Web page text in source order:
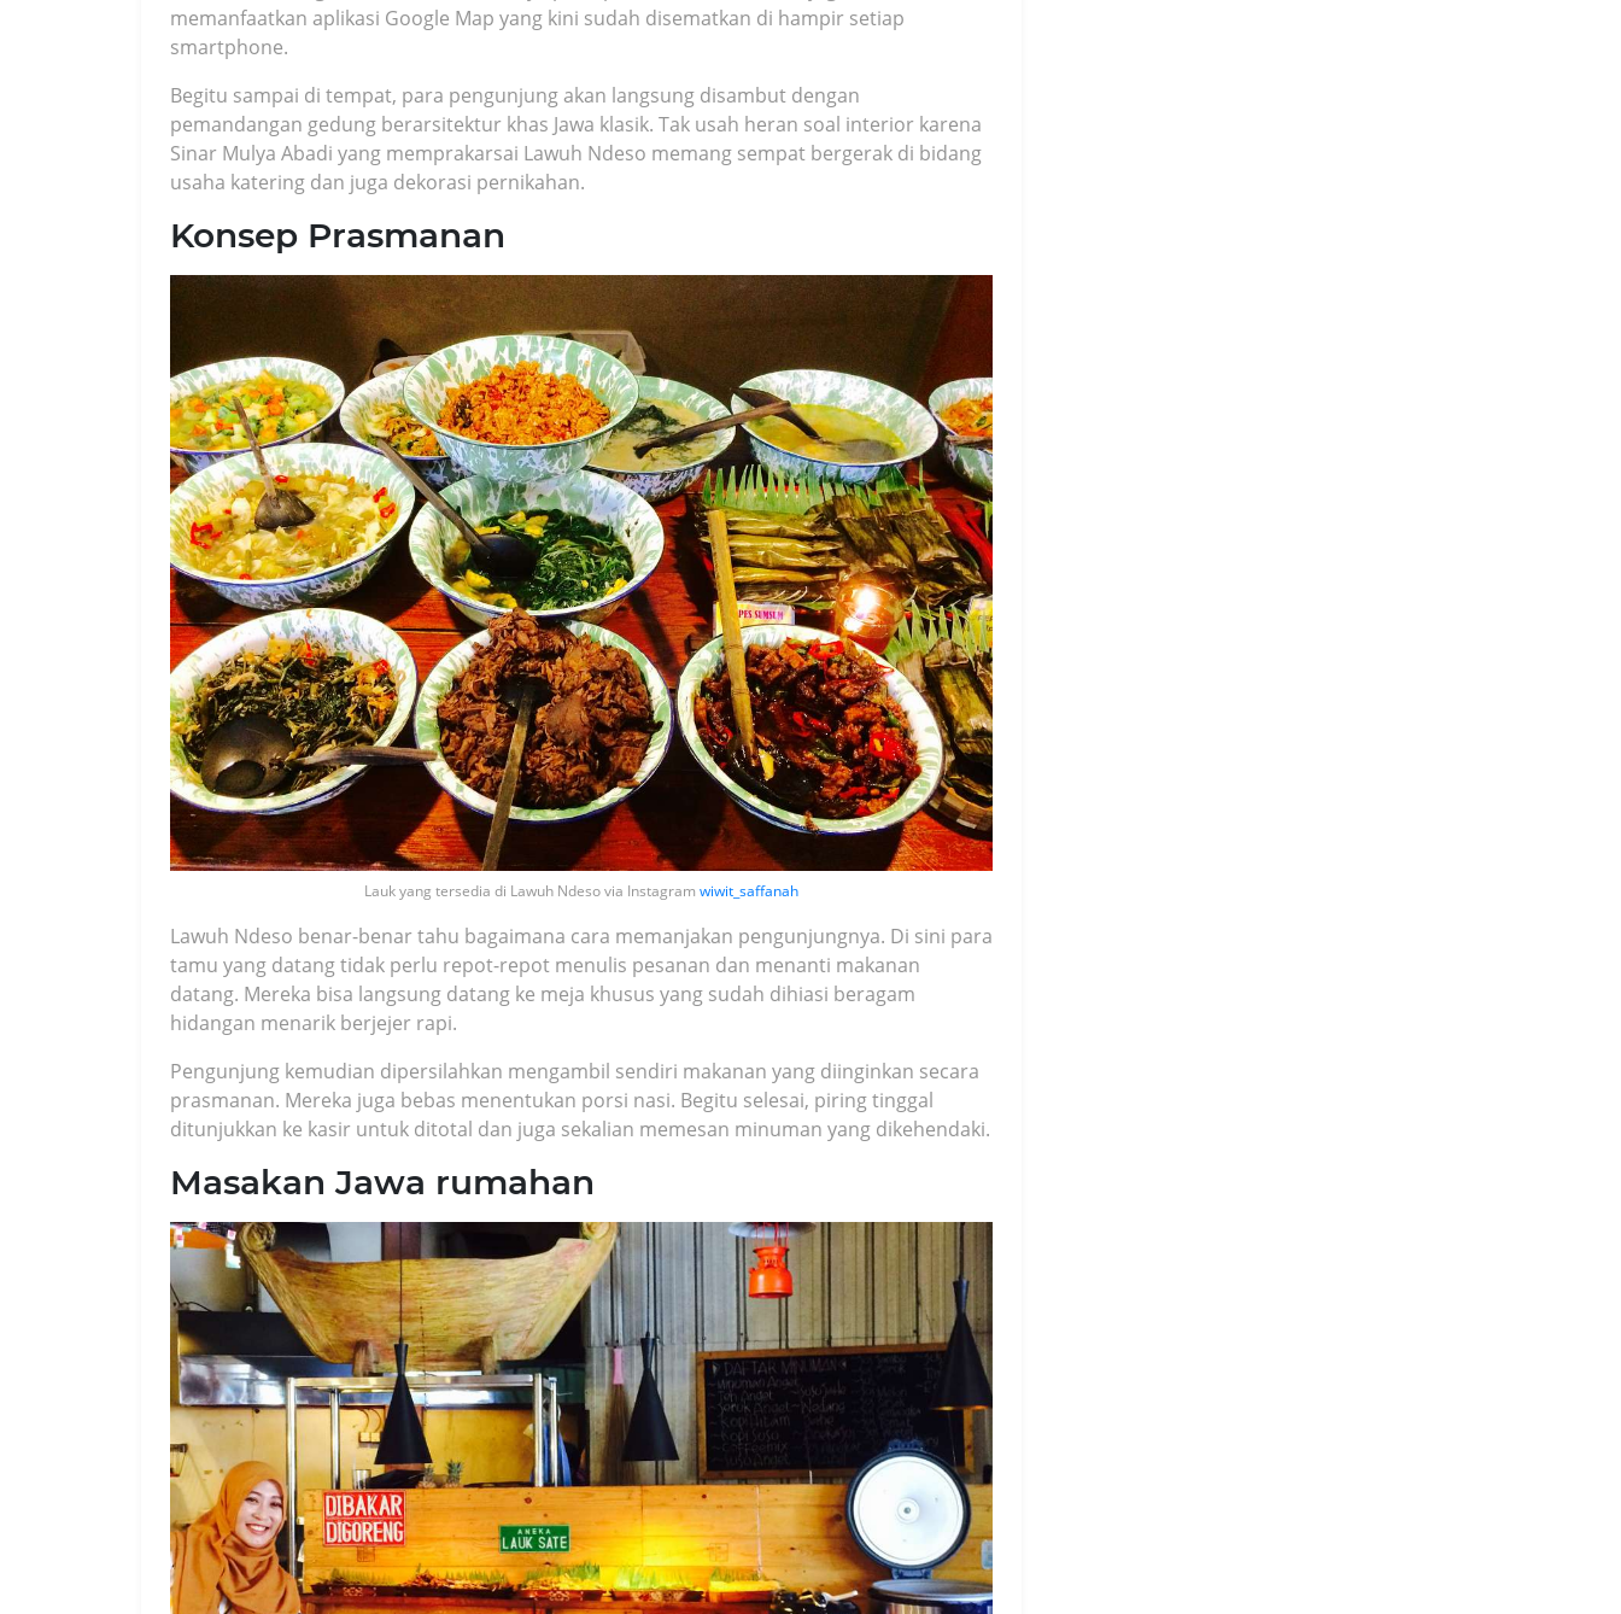
memanfaatkan aplikasi Google Map yang kini sudah disematkan di hampir setiap
smartphone.
Begitu sampai di tempat, para pengunjung akan langsung disambut dengan
pemandangan gedung berarsitektur khas Jawa klasik. Tak usah heran soal interior karena
Sinar Mulya Abadi yang memprakarsai Lawuh Ndeso memang sempat bergerak di bidang
usaha katering dan juga dekorasi pernikahan.
Konsep Prasmanan
Lauk yang tersedia di Lawuh Ndeso via Instagram wiwit_saffanah
Lawuh Ndeso benar-benar tahu bagaimana cara memanjakan pengunjungnya. Di sini para
tamu yang datang tidak perlu repot-repot menulis pesanan dan menanti makanan
datang. Mereka bisa langsung datang ke meja khusus yang sudah dihiasi beragam
hidangan menarik berjejer rapi.
Pengunjung kemudian dipersilahkan mengambil sendiri makanan yang diinginkan secara
prasmanan. Mereka juga bebas menentukan porsi nasi. Begitu selesai, piring tinggal
ditunjukkan ke kasir untuk ditotal dan juga sekalian memesan minuman yang dikehendaki.
Masakan Jawa rumahan